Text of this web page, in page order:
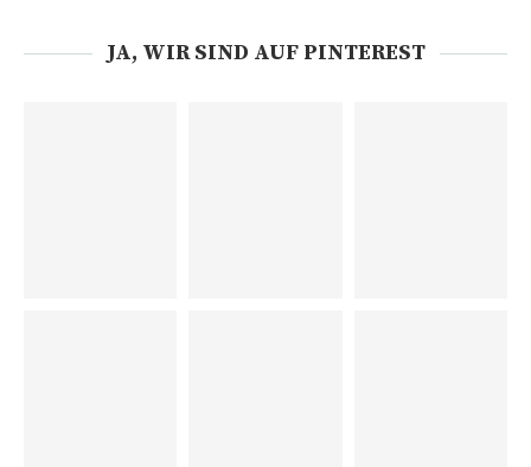
JA, WIR SIND AUF PINTEREST